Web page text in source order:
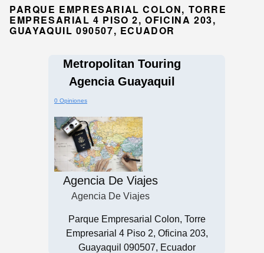
PARQUE EMPRESARIAL COLON, TORRE
EMPRESARIAL 4 PISO 2, OFICINA 203,
GUAYAQUIL 090507, ECUADOR
Metropolitan Touring
Agencia Guayaquil
0 Opiniones
Agencia De Viajes
Agencia De Viajes
Parque Empresarial Colon, Torre
Empresarial 4 Piso 2, Oficina 203,
Guayaquil 090507, Ecuador